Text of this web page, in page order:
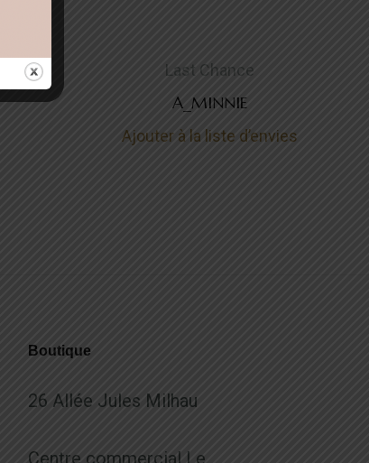
Last Chance
A_MINNIE
Ajouter à la liste d’envies
Boutique
26 Allée Jules Milhau
Centre commercial Le